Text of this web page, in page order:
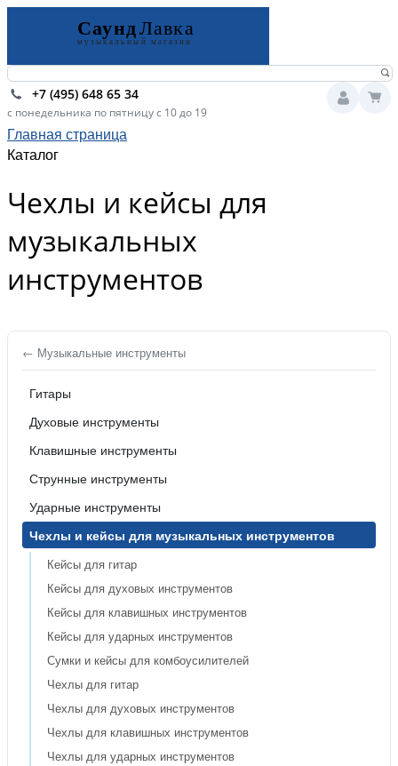
+7 (495) 648 65 34
с понедельника по пятницу с 10 до 19
Главная страница
Каталог
Чехлы и кейсы для
музыкальных
инструментов
← Музыкальные инструменты
Гитары
Духовые инструменты
Клавишные инструменты
Струнные инструменты
Ударные инструменты
Чехлы и кейсы для музыкальных инструментов
Кейсы для гитар
Кейсы для духовых инструментов
Кейсы для клавишных инструментов
Кейсы для ударных инструментов
Сумки и кейсы для комбоусилителей
Чехлы для гитар
Чехлы для духовых инструментов
Чехлы для клавишных инструментов
Чехлы для ударных инструментов